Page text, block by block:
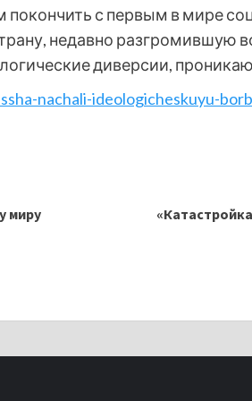
покончить с первым в мире
недавно разгромившую
диверсии,
nachali-ideologicheskuyu-
миру